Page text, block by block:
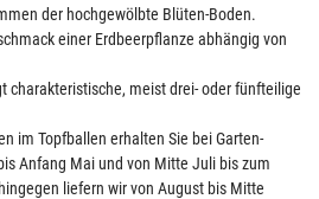
der hochgewölbte Blüten-Boden.
einer Erdbeerpflanze abhängig von
charakteristische, meist drei- oder fünfteilige
im Topfballen erhalten Sie bei Garten-
Anfang Mai und von Mitte Juli bis zum
liefern wir von August bis Mitte